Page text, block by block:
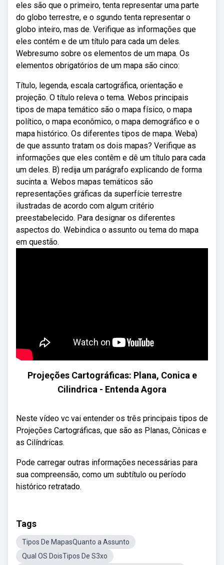
eles são que o primeiro, tenta representar uma parte
do globo terrestre, e o sgundo tenta representar o
globo inteiro, mas de. Verifique as informações que
eles contém e de um título para cada um deles.
Webresumo sobre os elementos de um mapa. Os
elementos obrigatórios de um mapa são cinco:
Título, legenda, escala cartográfica, orientação e
projeção. O título releva o tema. Webos principais
tipos de mapa temático são o mapa físico, o mapa
político, o mapa econômico, o mapa demográfico e o
mapa histórico. Os diferentes tipos de mapa. Weba)
de que assunto tratam os dois mapas? Verifique as
informações que eles contêm e dê um título para cada
um deles. B) redija um parágrafo explicando de forma
sucinta a. Webos mapas temáticos são
representações gráficas da superfície terrestre
ilustradas de acordo com algum critério
preestabelecido. Para designar os diferentes
aspectos do. Webindica o assunto ou tema do mapa
em questão.
Projeções Cartográficas: Plana, Conica e
Cilindrica - Entenda Agora
Neste vídeo vc vai entender os três principais tipos de
Projeções Cartográficas, que são as Planas, Cônicas e
as Cilíndricas.
Pode carregar outras informações necessárias para
sua compreensão, como um subtítulo ou período
histórico retratado.
Tags
Tipos De MapasQuanto a Assunto
Qual OS DoisTipos De S3xo